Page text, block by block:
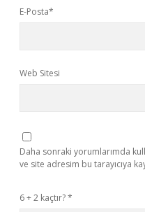
E-Posta*
Web Sitesi
Daha sonraki yorumlarımda
ve site adresim bu tarayıcıya
6 + 2 kaçtır?*